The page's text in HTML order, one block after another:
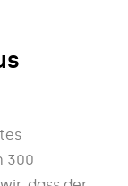
300